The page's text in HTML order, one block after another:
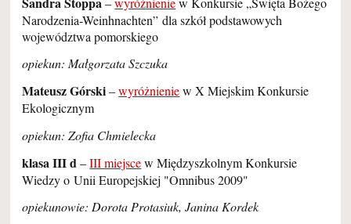
Narodzenia-Weinhnachten”dla szkół podstawowych
województwa pomorskiego
opiekun: Małgorzata Szczuka
Mateusz Górski–wyróżnieniew X Miejskim Konkursie
Ekologicznym
opiekun: Zofia Chmielecka
klasa III d–III miejscew Międzyszkolnym Konkursie
Wiedzy o Unii Europejskiej "Omnibus 2009"
opiekunowie: Dorota Protasiuk, Janina Kordek